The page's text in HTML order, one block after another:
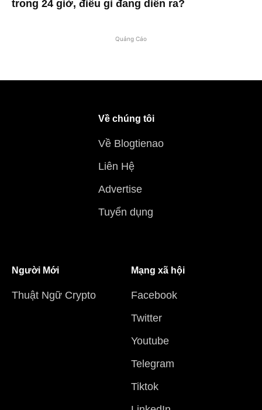
trong 24 giờ, điều gì đang diễn ra?
Quảng Cáo
Về chúng tôi
Về Blogtienao
Liên Hệ
Advertise
Tuyển dụng
Người Mới
Thuật Ngữ Crypto
Mạng xã hội
Facebook
Twitter
Youtube
Telegram
Tiktok